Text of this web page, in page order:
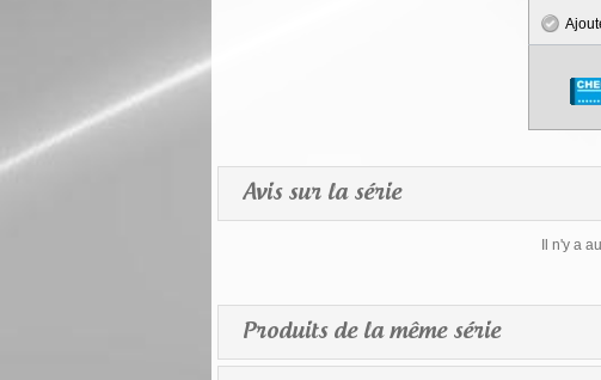
Avis sur la série
Il n'y a
Produits de la même série